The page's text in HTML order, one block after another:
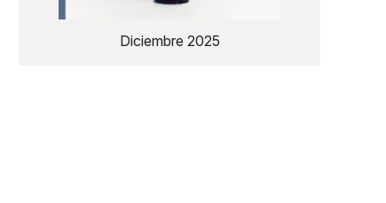
Diciembre 2025